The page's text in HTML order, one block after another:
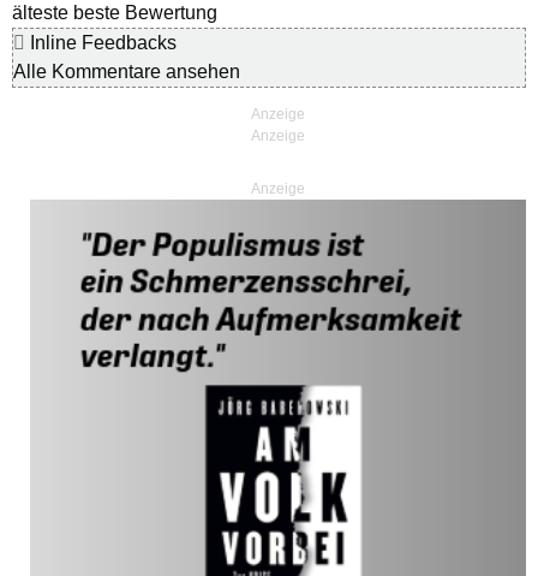
älteste beste Bewertung
Inline Feedbacks
Alle Kommentare ansehen
Anzeige